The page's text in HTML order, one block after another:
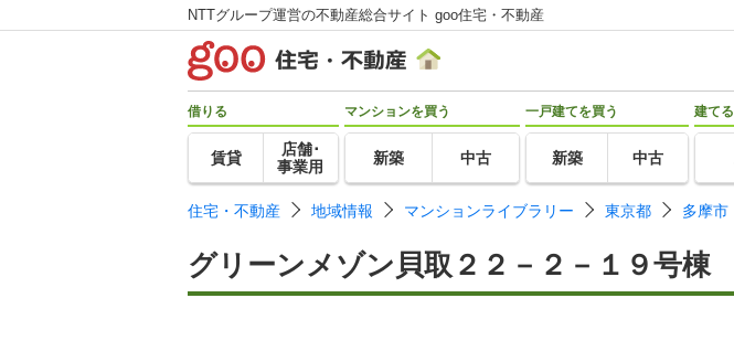
NTTグループ運営の不動産総合サイト goo住宅・不動産
借りる
賃貸
店舗･
事業用
マンションを買う
新築 中古
一戸建てを買う
新築 中古
建てる
住宅・不動産 地域情報 マンションライブラリー 東京都 多摩市
グリーンメゾン貝取２２－２－１９号棟